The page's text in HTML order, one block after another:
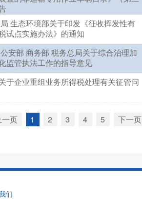
生态环境部关于印发《征收挥发性有
试点实施办法》的通知
安部 商务部 税务总局关于综合治理加
监管执法工作的指导意见
于企业重组业务所得税处理有关征管问
页 1 2 3 4 5 下一页
们